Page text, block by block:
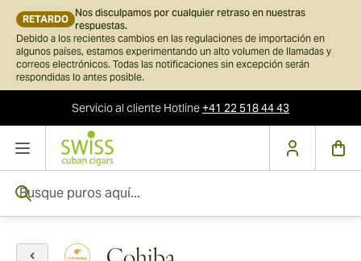
RETARDO
Nos disculpamos por cualquier retraso en nuestras
respuestas.
Debido a los recientes cambios en las regulaciones de importación en
algunos países, estamos experimentando un alto volumen de llamadas y
correos electrónicos. Todas las notificaciones sin excepción serán
respondidas lo antes posible.
Servicio al cliente Hotline+41 22 518 44 43